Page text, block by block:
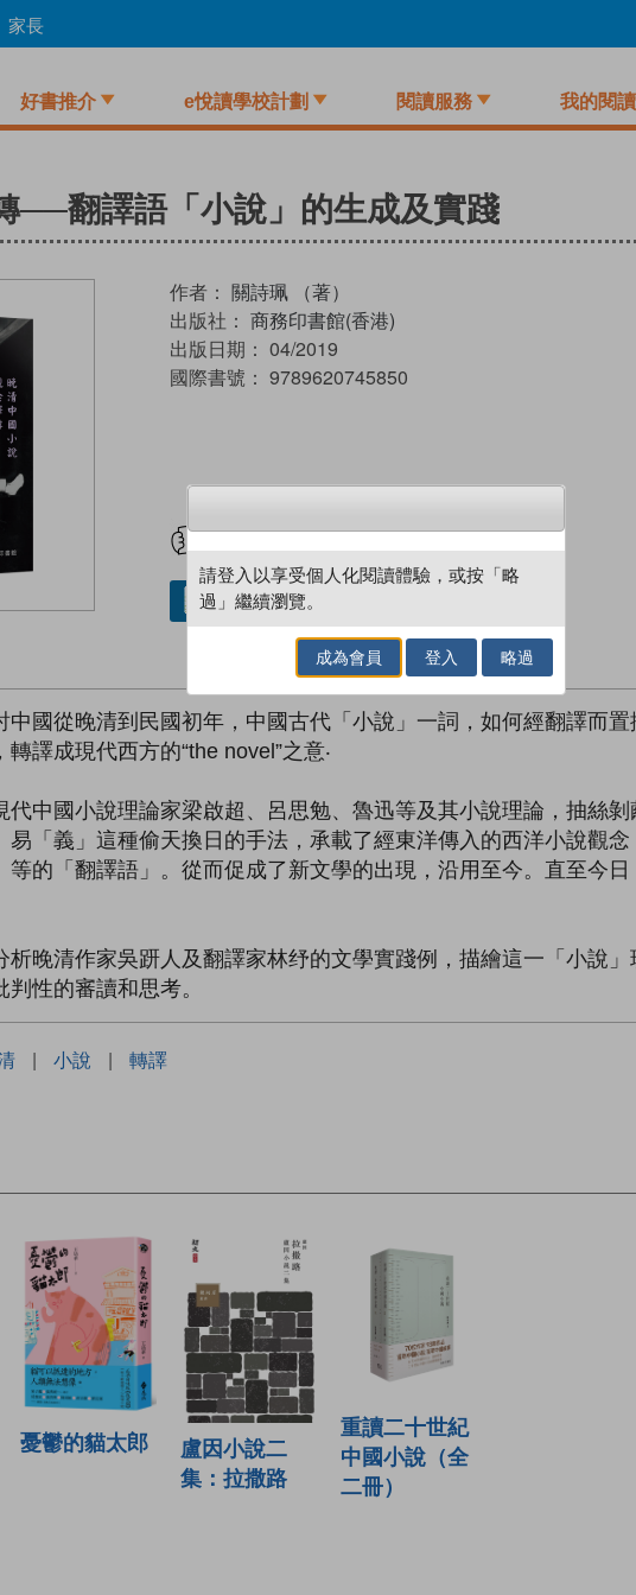
家長
好書推介 e悅讀學校計劃 閱讀服務 我的閱
──翻譯語「小說」的生成及實踐
作者： 關詩珮 （著）
出版社： 商務印書館(香港)
出版日期： 04/2019
國際書號： 9789620745850
借閱實體書
國從晚清到民國初年，中國古代「小說」一詞，如何經翻譯而
譯成現代西方的“the novel”之意‧
中國小說理論家梁啟超、呂思勉、魯迅等及其小說理論，抽絲
「義」這種偷天換日的手法，承載了經東洋傳入的西洋小說觀
等的「翻譯語」。從而促成了新文學的出現，沿用至今。直至今
晚清作家吳趼人及翻譯家林纾的文學實踐例，描繪這一「小說
性的審讀和思考。
| 小說 | 轉譯
憂鬱的貓太郎
盧因小說二
集：拉撒路
重讀二十世紀
中國小說（全
二冊）
請登入以享受個人化閱讀體驗，或按「略
過」繼續瀏覽。
成為會員 登入 略過